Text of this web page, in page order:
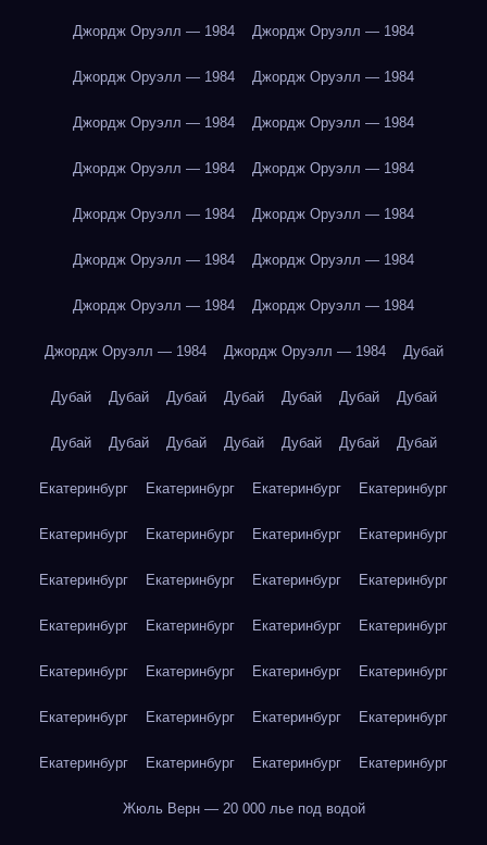
Джордж Оруэлл — 1984 Джордж Оруэлл — 1984
Джордж Оруэлл — 1984 Джордж Оруэлл — 1984
Джордж Оруэлл — 1984 Джордж Оруэлл — 1984
Джордж Оруэлл — 1984 Джордж Оруэлл — 1984
Джордж Оруэлл — 1984 Джордж Оруэлл — 1984
Джордж Оруэлл — 1984 Джордж Оруэлл — 1984
Джордж Оруэлл — 1984 Джордж Оруэлл — 1984
Джордж Оруэлл — 1984 Джордж Оруэлл — 1984 Дубай
Дубай Дубай Дубай Дубай Дубай Дубай Дубай
Дубай Дубай Дубай Дубай Дубай Дубай Дубай
Екатеринбург Екатеринбург Екатеринбург Екатеринбург
Екатеринбург Екатеринбург Екатеринбург Екатеринбург
Екатеринбург Екатеринбург Екатеринбург Екатеринбург
Екатеринбург Екатеринбург Екатеринбург Екатеринбург
Екатеринбург Екатеринбург Екатеринбург Екатеринбург
Екатеринбург Екатеринбург Екатеринбург Екатеринбург
Екатеринбург Екатеринбург Екатеринбург Екатеринбург
Жюль Верн — 20 000 лье под водой